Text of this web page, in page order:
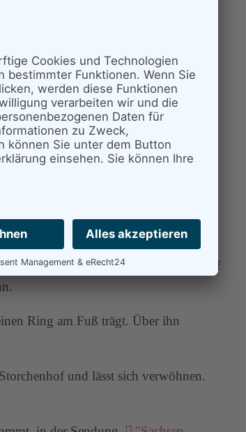
06:47 von Fietes Auswilderung
heute ausgestrahlt.
im Landkreis Rostock, als er dort auf
Ring am Fuß trägt. Über ihn
und lässt sich verwöhnen.